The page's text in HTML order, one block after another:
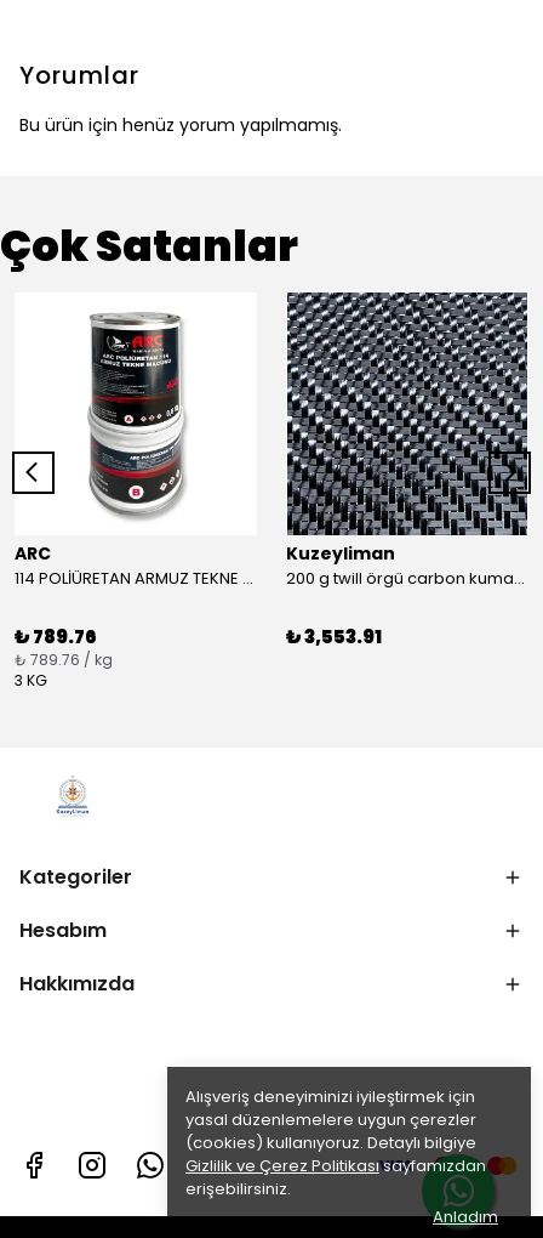
Alışveriş deneyiminizi iyileştirmek için
yasal düzenlemelere uygun çerezler
(cookies) kullanıyoruz. Detaylı bilgiye
Gizlilik ve Çerez Politikasısayfamızdan
erişebilirsiniz.
Anladım
Yorumlar
Bu ürün için henüz yorum yapılmamış.
Çok Satanlar
ARC
114 POLİÜRETAN ARMUZ TEKNE MACUNU TAKIM (BEYAZ)
₺ 789.76
₺ 789.76 / kg
3 KG
Kuzeyliman
200 g twill örgü carbon kumaş m2
₺ 3,553.91
Kategoriler
Hesabım
Hakkımızda